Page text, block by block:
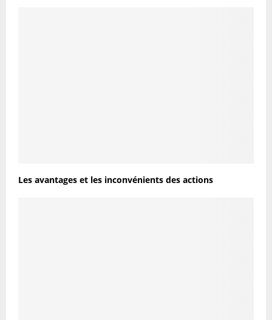
Les avantages et les inconvénients des actions